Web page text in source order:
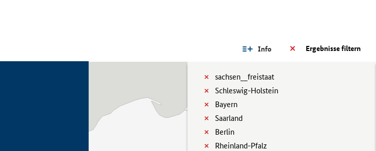
Ergebnisse filtern
Info
sachsen__freistaat
Schleswig-Holstein
Bayern
Saarland
Berlin
Rheinland-Pfalz